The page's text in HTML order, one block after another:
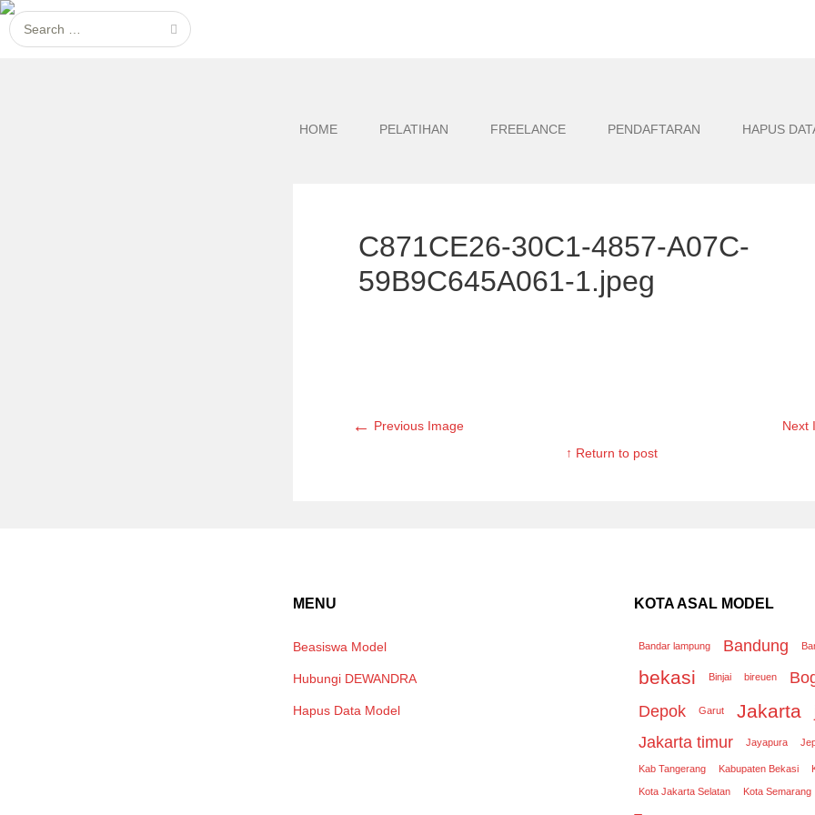
HOME PELATIHAN FREELANCE PENDAFTARAN HAPUS
C871CE26-30C1-4857-A07C-
59B9C645A061-1.jpeg
← Previous Image Next
↑ Return to post
MENU
Beasiswa Model
Hubungi DEWANDRA
Hapus Data Model
KOTA ASAL MODEL
Bandar lampung Bandung
bekasi Binjai bireuen
Depok Garut Jakarta
Jakarta timur
Jayapura
Kab Tangerang Kabupaten Bekasi
Kota Jakarta Selatan Kota Semarang